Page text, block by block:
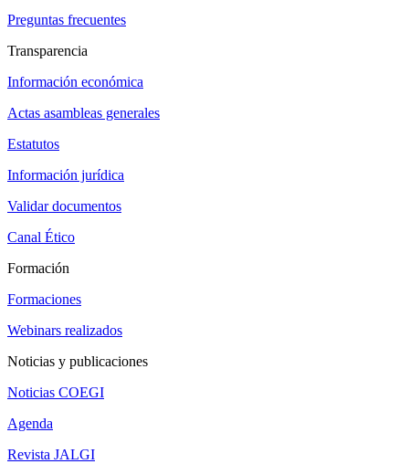
Preguntas frecuentes
Transparencia
Información económica
Actas asambleas generales
Estatutos
Información jurídica
Validar documentos
Canal Ético
Formación
Formaciones
Webinars realizados
Noticias y publicaciones
Noticias COEGI
Agenda
Revista JALGI